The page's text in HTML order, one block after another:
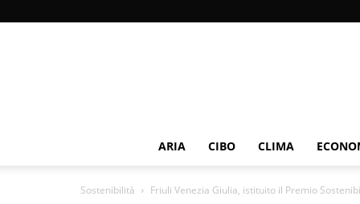
ARIA CIBO CLIMA
Sostenibilità Friuli Venezia Giulia, istituito il Premio